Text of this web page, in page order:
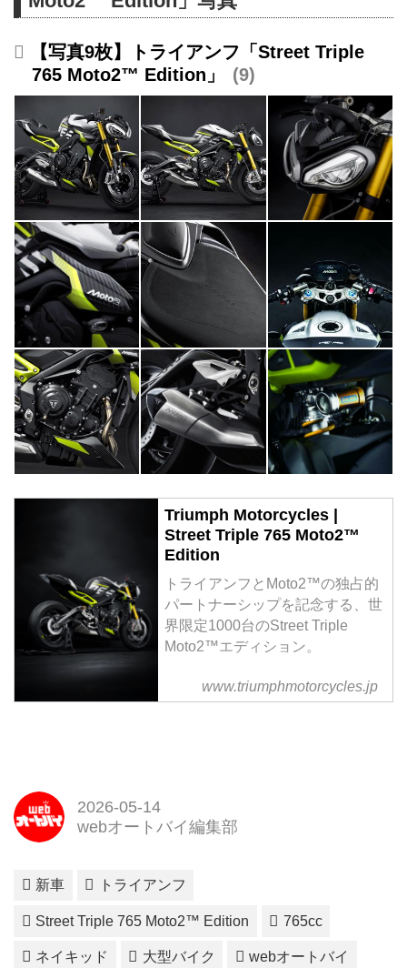
【写真9枚】トライアンフ「Street Triple
765 Moto2™ Edition」
9
Triumph Motorcycles |
Street Triple 765 Moto2™
Edition
トライアンフとMoto2™の独占的
パートナーシップを記念する、世
界限定1000台のStreet Triple
Moto2™エディション。
www.triumphmotorcycles.jp
2026-05-14
webオートバイ編集部
新車 トライアンフ
Street Triple 765 Moto2™ Edition 765cc
ネイキッド 大型バイク webオートバイ